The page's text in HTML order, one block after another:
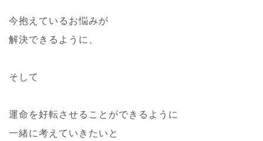
今抱えているお悩みが
解決できるように、
そして
運命を好転させることができるように
一緒に考えていきたいと